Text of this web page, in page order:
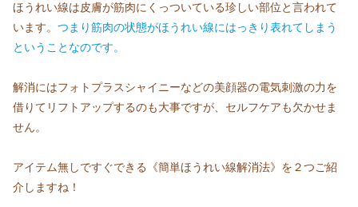
ほうれい線は皮膚が筋肉にくっついている珍しい部位と言われて
います。 つまり筋肉の状態がほうれい線にはっきり表れてしまう
ということなのです。
解消にはフォトプラスシャイニーなどの美顔器の電気刺激の力を
借りてリフトアップするのも大事ですが、セルフケアも欠かせま
せん。
アイテム無しですぐできる《簡単ほうれい線解消法》を２つご紹
介しますね！